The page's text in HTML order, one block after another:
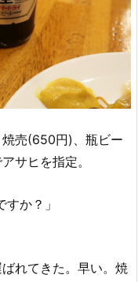
売(650円)、瓶ビー
サヒを指定。
か？」
れてきた。早い。焼